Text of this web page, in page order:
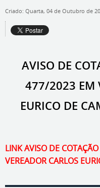
Criado: Quarta, 04 de Outubro de
AVISO DE
477/2023 EM
EURICO DE
LINK AVISO DE
VEREADOR CARLOS